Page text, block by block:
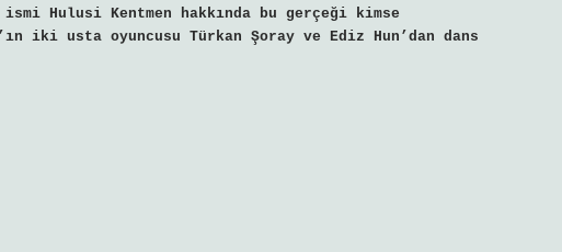
Hulusi Kentmen hakkında bu gerçeği kimse
iki usta oyuncusu Türkan Şoray ve Ediz Hun’dan dans